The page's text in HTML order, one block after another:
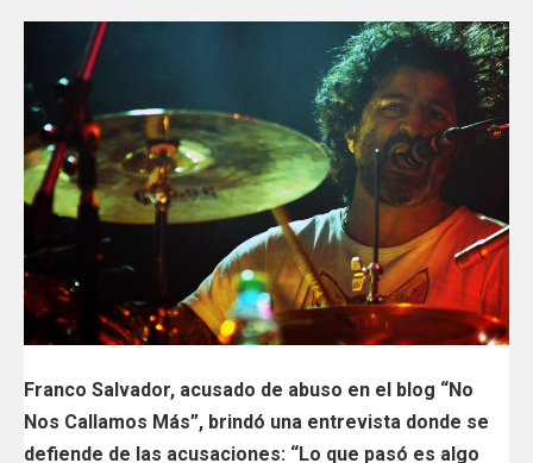
Franco Salvador, acusado de abuso en el blog “No
Nos Callamos Más”, brindó una entrevista donde se
defiende de las acusaciones: “Lo que pasó es algo